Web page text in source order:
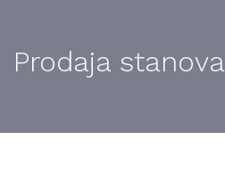
Prodaja stanova